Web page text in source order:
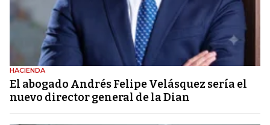
HACIENDA
El abogado Andrés Felipe Velásquez sería el
nuevo director general de la Dian